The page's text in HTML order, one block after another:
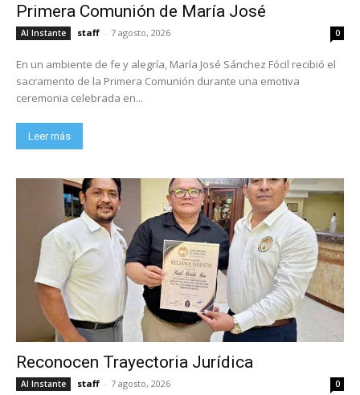
Primera Comunión de María José
Al Instante staff - 7 agosto, 2026 0
En un ambiente de fe y alegría, María José Sánchez Fócil recibió el
sacramento de la Primera Comunión durante una emotiva
ceremonia celebrada en...
Leer más
Reconocen Trayectoria Jurídica
Al Instante staff - 7 agosto, 2026 0